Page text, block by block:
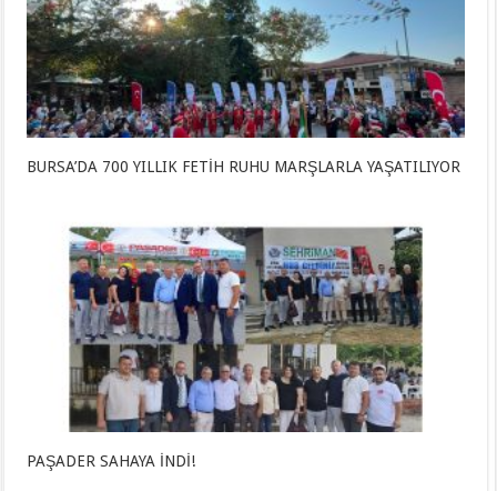
BURSA’DA 700 YILLIK FETİH RUHU MARŞLARLA YAŞATILIYOR
PAŞADER SAHAYA İNDİ!